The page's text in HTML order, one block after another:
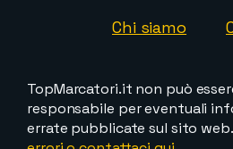
Chi siamo
TopMarcatori.it non può
responsabile per eventuali
errate pubblicate sul sito web.